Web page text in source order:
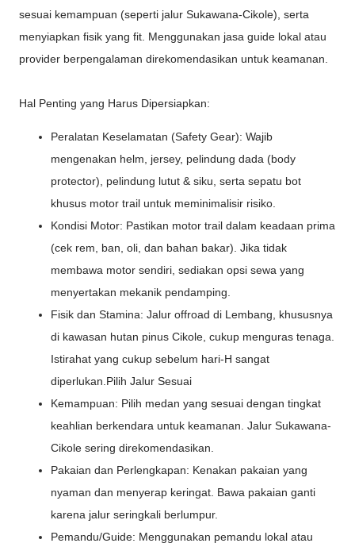
sesuai kemampuan (seperti jalur Sukawana-Cikole), serta
menyiapkan fisik yang fit. Menggunakan jasa guide lokal atau
provider berpengalaman direkomendasikan untuk keamanan.
Hal Penting yang Harus Dipersiapkan:
Peralatan Keselamatan (Safety Gear): Wajib
mengenakan helm, jersey, pelindung dada (body
protector), pelindung lutut & siku, serta sepatu bot
khusus motor trail untuk meminimalisir risiko.
Kondisi Motor: Pastikan motor trail dalam keadaan prima
(cek rem, ban, oli, dan bahan bakar). Jika tidak
membawa motor sendiri, sediakan opsi sewa yang
menyertakan mekanik pendamping.
Fisik dan Stamina: Jalur offroad di Lembang, khususnya
di kawasan hutan pinus Cikole, cukup menguras tenaga.
Istirahat yang cukup sebelum hari-H sangat
diperlukan.Pilih Jalur Sesuai
Kemampuan: Pilih medan yang sesuai dengan tingkat
keahlian berkendara untuk keamanan. Jalur Sukawana-
Cikole sering direkomendasikan.
Pakaian dan Perlengkapan: Kenakan pakaian yang
nyaman dan menyerap keringat. Bawa pakaian ganti
karena jalur seringkali berlumpur.
Pemandu/Guide: Menggunakan pemandu lokal atau